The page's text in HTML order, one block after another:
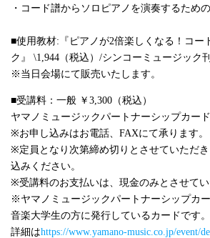
・コード譜からソロピアノを演奏するため
■使用教材: 『ピアノが2倍楽しくなる！コー
ク』
\1,944 （税込） /シンコーミュージック刊
※当日会場にて販売いたします。
■受講料：一般 ￥3,300 （税込）
ヤマノミュージックパートナーシップカー
※お申し込みはお電話、 FAXにて承ります。
※定員となり次第締め切りとさせていただ
込みください。
※受講料のお支払いは、現金のみとさせてい
※ヤマノミュージックパートナーシップカー
音楽大学生の方に発行しているカードです
詳細はhttps://www.yamano-music.co.jp/event/